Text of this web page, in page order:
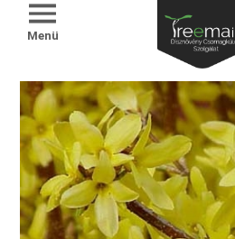
Menü